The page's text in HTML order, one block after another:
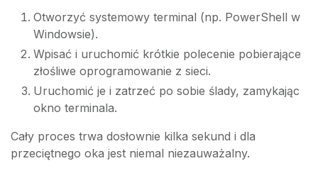
Otworzyć systemowy terminal (np. PowerShell w
Windowsie).
Wpisać i uruchomić krótkie polecenie pobierające
złośliwe oprogramowanie z sieci.
Uruchomić je i zatrzeć po sobie ślady, zamykając
okno terminala.
Cały proces trwa dosłownie kilka sekund i dla
przeciętnego oka jest niemal niezauważalny.